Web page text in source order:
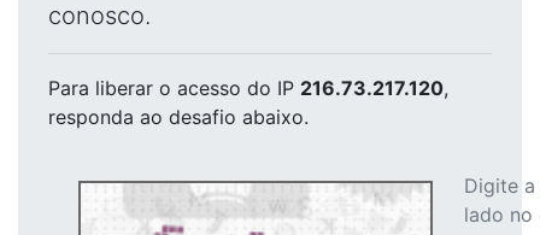
conosco.
Para liberar o acesso do IP 216.73.217.120,
responda ao desafio abaixo.
Digite
lado no